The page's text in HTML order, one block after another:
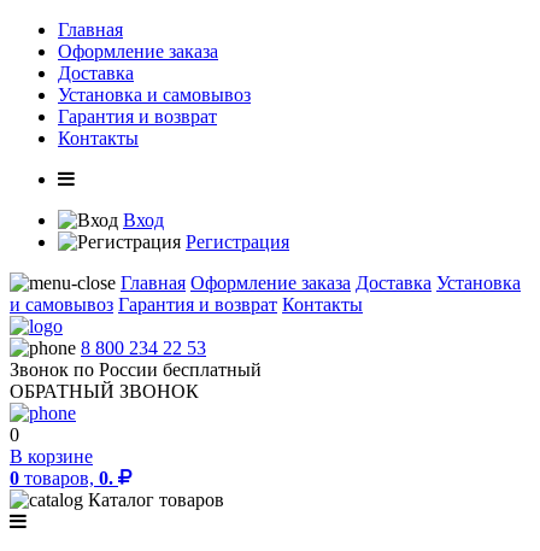
Главная
Оформление заказа
Доставка
Установка и самовывоз
Гарантия и возврат
Контакты
Вход
Регистрация
Главная Оформление заказа Доставка Установка
и самовывоз Гарантия и возврат Контакты
8 800 234 22 53
Звонок по России бесплатный
ОБРАТНЫЙ ЗВОНОК
0
В корзине
0 товаров, 0.
Каталог товаров